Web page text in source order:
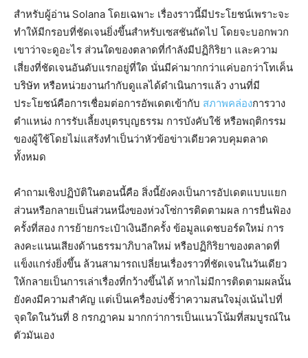
สำหรับผู้อ่าน Solana โดยเฉพาะ เรื่องราวนี้มีประโยชน์เพราะจะ
ทำให้มีกรอบที่ชัดเจนยิ่งขึ้นสำหรับเซสชันถัดไป โดยจะบอกพวก
เขาว่าจะดูอะไร ส่วนใดของตลาดที่กำลังมีปฏิกิริยา และความ
เสี่ยงที่ชัดเจนอันดับแรกอยู่ที่ใด นั่นมีค่ามากกว่าแค่บอกว่าโทเค็น
บริษัท หรือหน่วยงานกำกับดูแลได้ดำเนินการแล้ว งานที่มี
ประโยชน์คือการเชื่อมต่อการอัพเดตเข้ากับ สภาพคล่องการวาง
ตำแหน่ง การรับเลี้ยงบุตรบุญธรรม การบังคับใช้ หรือพฤติกรรม
ของผู้ใช้โดยไม่แสร้งทำเป็นว่าหัวข้อข่าวเดียวควบคุมตลาด
ทั้งหมด
คำถามเชิงปฏิบัติในตอนนี้คือ สิ่งนี้ยังคงเป็นการอัปเดตแบบแยก
ส่วนหรือกลายเป็นส่วนหนึ่งของห่วงโซ่การติดตามผล การยื่นฟ้อง
ครั้งที่สอง การย้ายกระเป๋าเงินอีกครั้ง ข้อมูลแดชบอร์ดใหม่ การ
ลงคะแนนเสียงด้านธรรมาภิบาลใหม่ หรือปฏิกิริยาของตลาดที่
แข็งแกร่งยิ่งขึ้น ล้วนสามารถเปลี่ยนเรื่องราวที่ชัดเจนในวันเดียว
ให้กลายเป็นการเล่าเรื่องที่กว้างขึ้นได้ หากไม่มีการติดตามผลนั้น
ยังคงมีความสำคัญ แต่เป็นเครื่องบ่งชี้ว่าความสนใจมุ่งเน้นไปที่
จุดใดในวันที่ 8 กรกฎาคม มากกว่าการเป็นแนวโน้มที่สมบูรณ์ใน
ตัวมันเอง